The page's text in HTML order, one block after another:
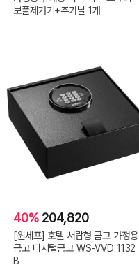
보풀제거기+추가날 1개
40% 204,820
[윈세프] 호텔 서랍형 금고 가정용
금고 디지털금고 WS-VVD 1132
B